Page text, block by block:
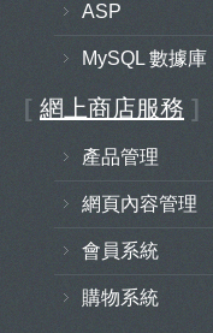
ASP
MySQL 數據庫
[ 網上商店服務 ]
產品管理
網頁內容管理
會員系統
購物系統